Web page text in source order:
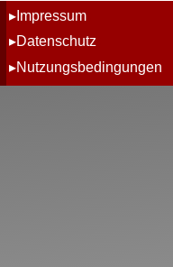
Impressum
Datenschutz
Nutzungsbedingungen